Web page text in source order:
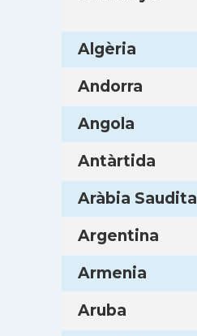
Algèria
Andorra
Angola
Antàrtida
Aràbia Saudita
Argentina
Armenia
Aruba